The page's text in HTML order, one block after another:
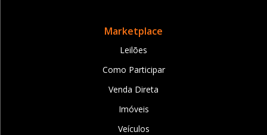
Marketplace
Leilões
Como Participar
Venda Direta
Imóveis
Veículos